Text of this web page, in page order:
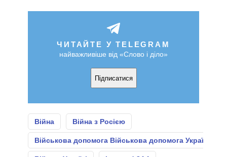
ЧИТАЙТЕ У TELEGRAM
найважливіше від «Слово і діло»
Підписатися
Війна Війна з Росією
Військова допомога Військова допомога Україні